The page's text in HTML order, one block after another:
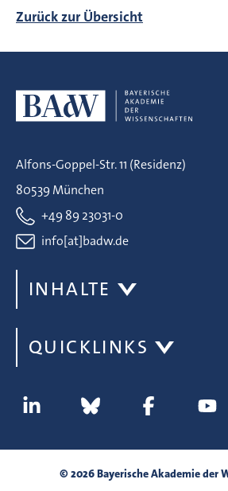
Zurück zur Übersicht
Alfons-Goppel-Str. 11 (Residenz)
80539 München
+49 89 23031-0
info[at]badw.de
INHALTE
QUICKLINKS
© 2026 Bayerische Akademie der